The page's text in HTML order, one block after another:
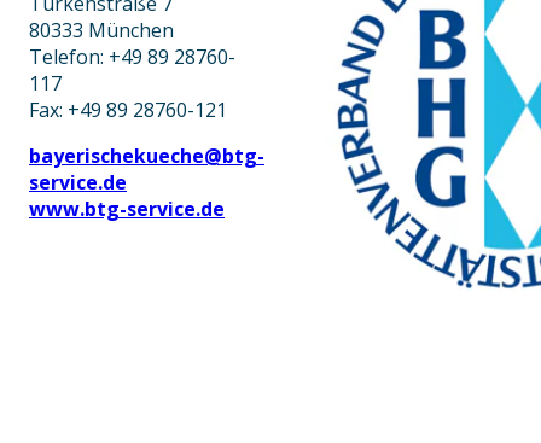
80333 München
Telefon: +49 89 28760-
117
Fax: +49 89 28760-121
bayerischekueche@btg-
service.de
www.btg-service.de